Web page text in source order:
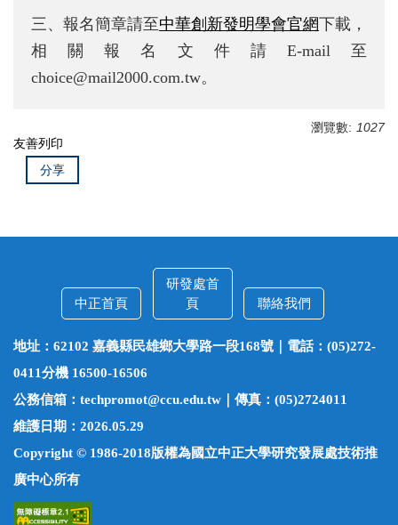
三、報名簡章請至中華創新發明學會官網下載，
相關報名文件請E-mail至
choice@mail2000.com.tw。
瀏覽數: 1027
友善列印
分享
中正首頁
研發處首
頁
聯絡我們
地址：62102 嘉義縣民雄鄉大學路一段168號｜電話：(05)272-
0411分機 16500-16506
公務信箱：techpromot@ccu.edu.tw｜傳真：(05)2724011
維護日期：2026.05.29
Copyright © 1986-2018版權為國立中正大學研究發展處技術推
廣中心所有